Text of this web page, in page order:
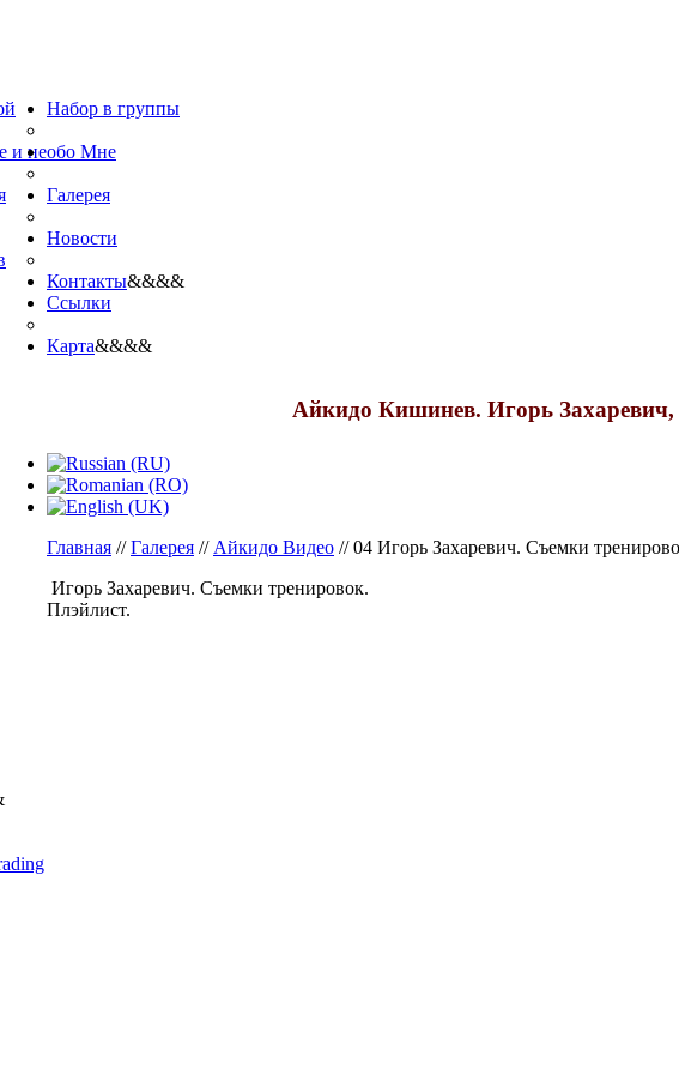
и не
Набор в группы
обо Мне
Галерея
Новости
Контакты&&&&
Ссылки
Карта&&&&
Айкидо Кишинев. Игорь
Главная //Галерея // Айкидо Видео //04 Игорь Захаревич. Съемки
Игорь Захаревич. Съемки тренировок.
Плэйлист.